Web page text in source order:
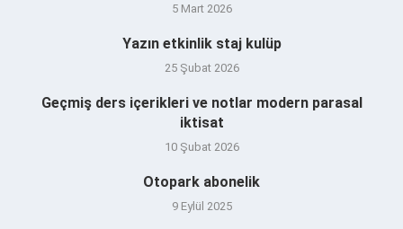
5 Mart 2026
Yazın etkinlik staj kulüp
25 Şubat 2026
Geçmiş ders içerikleri ve notlar modern parasal
iktisat
10 Şubat 2026
Otopark abonelik
9 Eylül 2025